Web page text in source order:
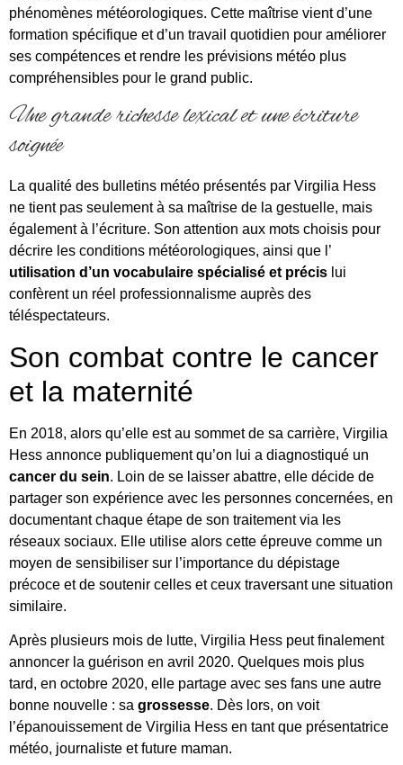
phénomènes météorologiques. Cette maîtrise vient d’une
formation spécifique et d’un travail quotidien pour améliorer
ses compétences et rendre les prévisions météo plus
compréhensibles pour le grand public.
Une grande richesse lexical et une écriture
soignée
La qualité des bulletins météo présentés par Virgilia Hess
ne tient pas seulement à sa maîtrise de la gestuelle, mais
également à l’écriture. Son attention aux mots choisis pour
décrire les conditions météorologiques, ainsi que l’
utilisation d’un vocabulaire spécialisé et précis lui
confèrent un réel professionnalisme auprès des
téléspectateurs.
Son combat contre le cancer
et la maternité
En 2018, alors qu’elle est au sommet de sa carrière, Virgilia
Hess annonce publiquement qu’on lui a diagnostiqué un
cancer du sein. Loin de se laisser abattre, elle décide de
partager son expérience avec les personnes concernées, en
documentant chaque étape de son traitement via les
réseaux sociaux. Elle utilise alors cette épreuve comme un
moyen de sensibiliser sur l’importance du dépistage
précoce et de soutenir celles et ceux traversant une situation
similaire.
Après plusieurs mois de lutte, Virgilia Hess peut finalement
annoncer la guérison en avril 2020. Quelques mois plus
tard, en octobre 2020, elle partage avec ses fans une autre
bonne nouvelle : sa grossesse. Dès lors, on voit
l’épanouissement de Virgilia Hess en tant que présentatrice
météo, journaliste et future maman.